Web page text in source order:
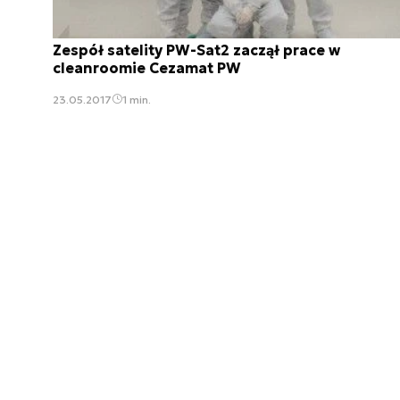
Zespół satelity PW-Sat2 zaczął prace w
cleanroomie Cezamat PW
23.05.2017 1 min.